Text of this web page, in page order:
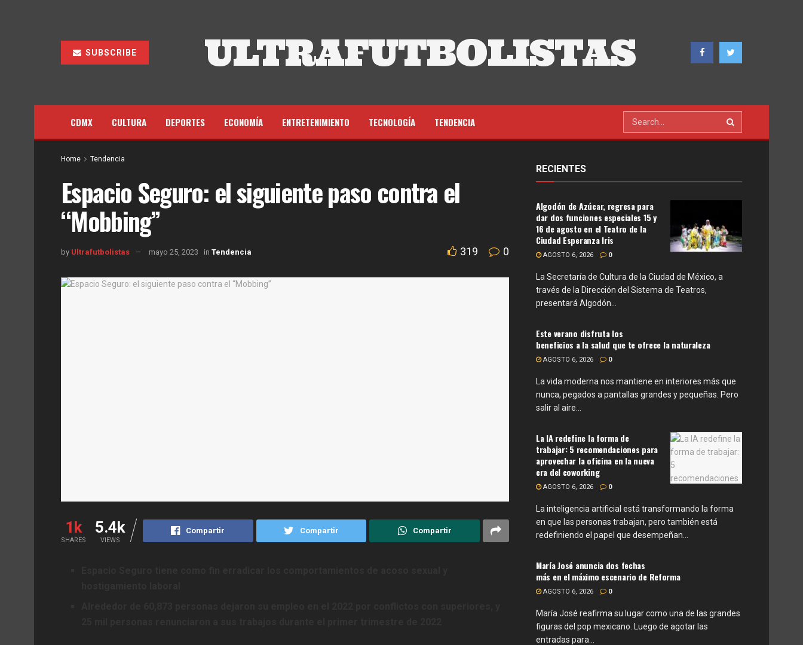
SUBSCRIBE ULTRAFUTBOLISTAS
CDMX CULTURA DEPORTES ECONOMÍA ENTRETENIMIENTO TECNOLOGÍA TENDENCIA
Home Tendencia
Espacio Seguro: el siguiente paso contra el
“Mobbing”
by Ultrafutbolistas mayo 25, 2023 in Tendencia 319 0
1k
SHARES
5.4k
VIEWS
Compartir Compartir Compartir
RECIENTES
Algodón de Azúcar, regresa para
dar dos funciones especiales 15 y
16 de agosto en el Teatro de la
Ciudad Esperanza Iris
AGOSTO 6, 2026 0
La Secretaría de Cultura de la Ciudad de México, a
través de la Dirección del Sistema de Teatros,
presentará Algodón...
Este verano disfruta los
beneficios a la salud que te ofrece la naturaleza
AGOSTO 6, 2026 0
La vida moderna nos mantiene en interiores más que
nunca, pegados a pantallas grandes y pequeñas. Pero
salir al aire...
La IA redefine la forma de
trabajar: 5 recomendaciones para
aprovechar la oficina en la nueva
era del coworking
AGOSTO 6, 2026 0
La inteligencia artificial está transformando la forma
en que las personas trabajan, pero también está
redefiniendo el papel que desempeñan...
María José anuncia dos fechas
más en el máximo escenario de Reforma
AGOSTO 6, 2026 0
María José reafirma su lugar como una de las grandes
figuras del pop mexicano. Luego de agotar las
entradas para...